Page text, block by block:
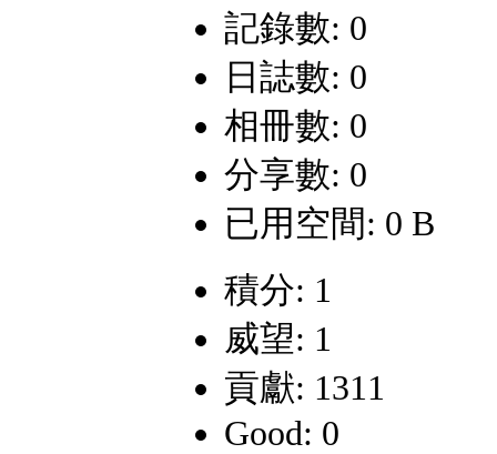
記錄數: 0
日誌數: 0
相冊數: 0
分享數: 0
已用空間: 0 B
積分: 1
威望: 1
貢獻: 1311
Good: 0